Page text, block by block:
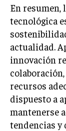
Acerca de
que me ayuda
tecnología.
Aparece en
En resumen,
tecnológica
actualidad.
innovación
recursos
dispuesto a
mantenerse
tendencias